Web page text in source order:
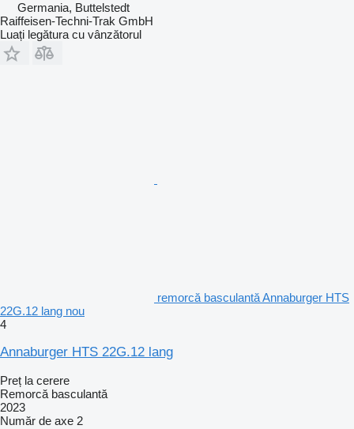
Germania, Buttelstedt
Raiffeisen-Techni-Trak GmbH
Luați legătura cu vânzătorul
remorcă basculantă Annaburger HTS
22G.12 lang nou
4
Annaburger HTS 22G.12 lang
Preț la cerere
Remorcă basculantă
2023
Număr de axe 2